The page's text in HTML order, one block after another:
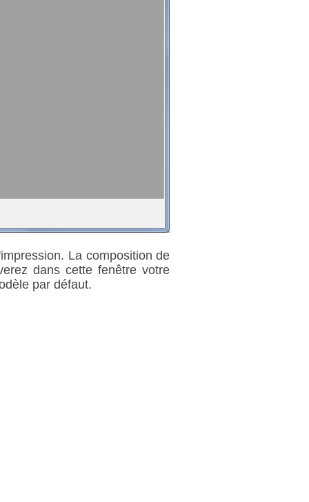
La composition de
dans cette fenêtre votre
par défaut.